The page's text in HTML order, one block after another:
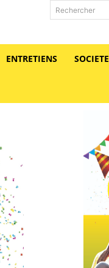
Rechercher
ENTRETIENS SOCIETE